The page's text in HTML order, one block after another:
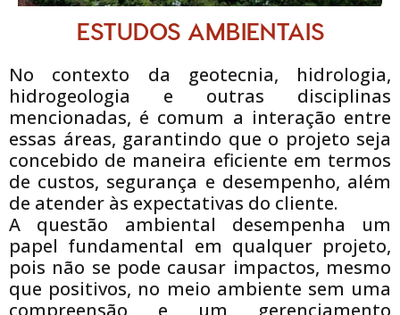
ESTUDOS AMBIENTAIS
No contexto da geotecnia, hidrologia,
hidrogeologia e outras disciplinas
mencionadas, é comum a interação entre
essas áreas, garantindo que o projeto seja
concebido de maneira eficiente em termos
de custos, segurança e desempenho, além
de atender às expectativas do cliente.
A questão ambiental desempenha um
papel fundamental em qualquer projeto,
pois não se pode causar impactos, mesmo
que positivos, no meio ambiente sem uma
compreensão e um gerenciamento